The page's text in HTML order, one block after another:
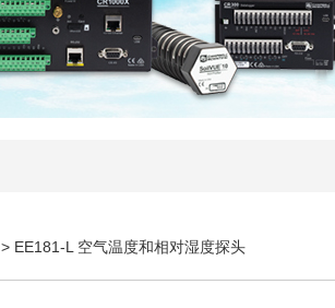
> EE181-L 空气温度和相对湿度探头